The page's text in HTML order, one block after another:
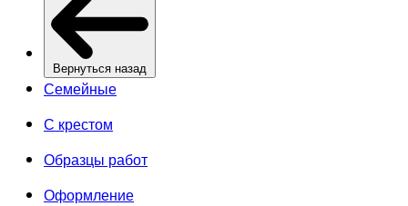
Вернуться назад
Семейные
С крестом
Образцы работ
Оформление